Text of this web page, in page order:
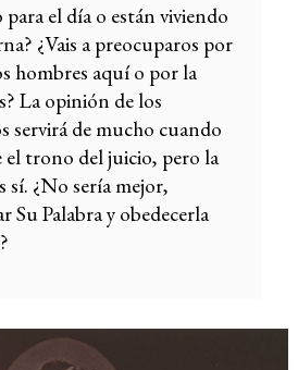
para el día o están viviendo
¿Vais a preocuparos por
hombres aquí o por la
La opinión de los
servirá de mucho cuando
el trono del juicio, pero la
sí. ¿No sería mejor,
Su Palabra y obedecerla